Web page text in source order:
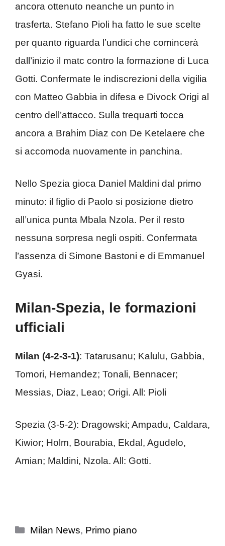
ancora ottenuto neanche un punto in
trasferta. Stefano Pioli ha fatto le sue scelte
per quanto riguarda l’undici che comincerà
dall’inizio il matc contro la formazione di Luca
Gotti. Confermate le indiscrezioni della vigilia
con Matteo Gabbia in difesa e Divock Origi al
centro dell’attacco. Sulla trequarti tocca
ancora a Brahim Diaz con De Ketelaere che
si accomoda nuovamente in panchina.
Nello Spezia gioca Daniel Maldini dal primo
minuto: il figlio di Paolo si posizione dietro
all’unica punta Mbala Nzola. Per il resto
nessuna sorpresa negli ospiti. Confermata
l’assenza di Simone Bastoni e di Emmanuel
Gyasi.
Milan-Spezia, le formazioni
ufficiali
Milan (4-2-3-1): Tatarusanu; Kalulu, Gabbia,
Tomori, Hernandez; Tonali, Bennacer;
Messias, Diaz, Leao; Origi. All: Pioli
Spezia (3-5-2): Dragowski; Ampadu, Caldara,
Kiwior; Holm, Bourabia, Ekdal, Agudelo,
Amian; Maldini, Nzola. All: Gotti.
Categorie
Milan News, Primo piano